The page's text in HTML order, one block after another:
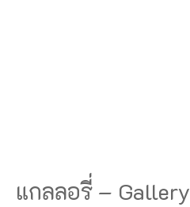
แกลลอรี่ – Gallery